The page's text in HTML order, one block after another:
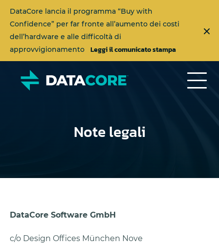
DataCore lancia il programma “Buy with
Confidence” per far fronte all’aumento dei costi
dell’hardware e alle difficoltà di
approvvigionamento
Leggi il comunicato stampa
Note legali
DataCore Software GmbH
c/o Design Offices München Nove